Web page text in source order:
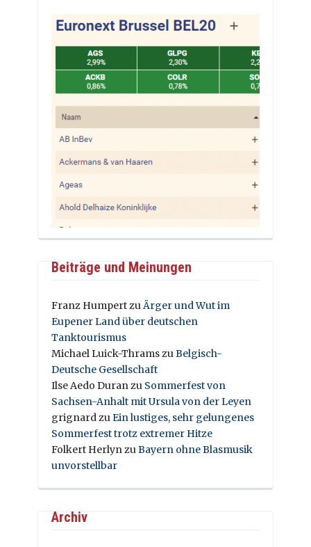
Beiträge und Meinungen
Franz HumpertzuÄrger und Wut im
Eupener Land über deutschen
Tanktourismus
Michael Luick-ThramszuBelgisch-
Deutsche Gesellschaft
Ilse Aedo Duranzu Sommerfest von
Sachsen-Anhalt mit Ursula von der Leyen
grignardzuEin lustiges, sehr gelungenes
Sommerfest trotz extremer Hitze
Folkert HerlynzuBayern ohne Blasmusik
unvorstellbar
Archiv